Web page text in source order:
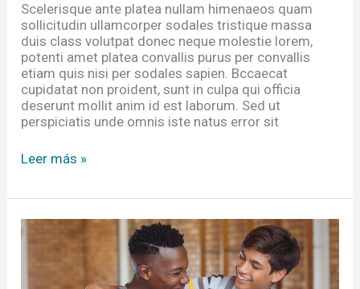
Scelerisque ante platea nullam himenaeos quam
sollicitudin ullamcorper sodales tristique massa
duis class volutpat donec neque molestie lorem,
potenti amet platea convallis purus per convallis
etiam quis nisi per sodales sapien. Bccaecat
cupidatat non proident, sunt in culpa qui officia
deserunt mollit anim id est laborum. Sed ut
perspiciatis unde omnis iste natus error sit
Leer más »
How